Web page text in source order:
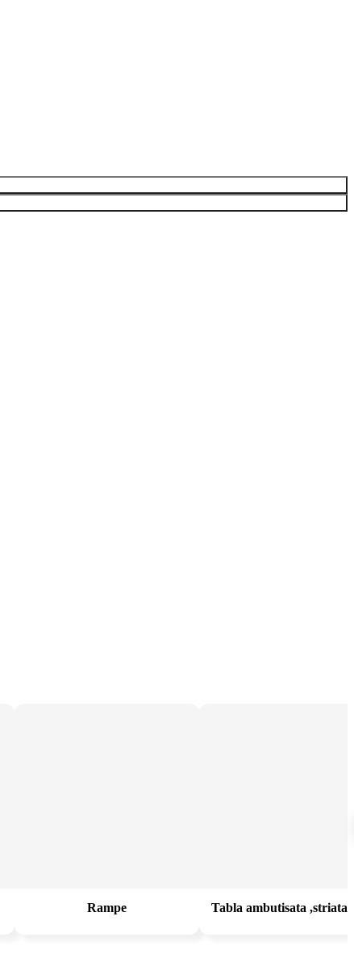
Rampe Tabla ambutisata